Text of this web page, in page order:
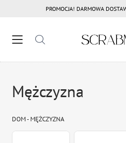
PROMOCJA! DARMOWA
Mężczyzna
DOM- MĘŻCZYZNA